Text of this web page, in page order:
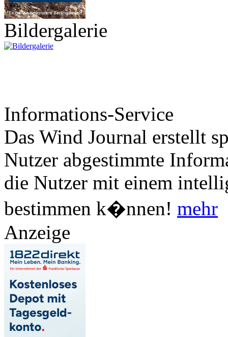
Bildergalerie
Informations-Service
Das Wind Journal erstellt
Nutzer abgestimmte
die Nutzer mit einem
bestimmen k�nnen! mehr
Anzeige